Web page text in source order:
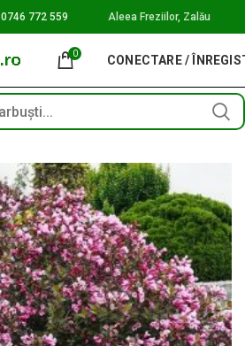
0746 772 559 Aleea Freziilor, Zalău
0 CONECTARE /